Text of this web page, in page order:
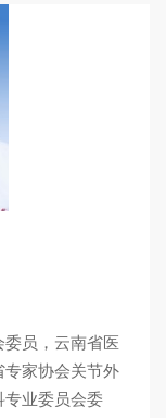
员，云南省医
专家协会关节外
专业委员会委